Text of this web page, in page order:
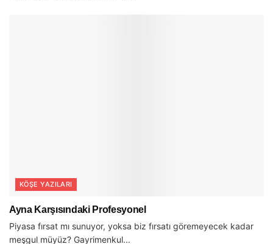
KÖŞE YAZILARI
Ayna Karşısındaki Profesyonel
Piyasa fırsat mı sunuyor, yoksa biz fırsatı göremeyecek kadar
meşgul müyüz? Gayrimenkul...